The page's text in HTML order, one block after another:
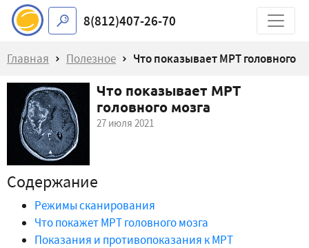
8(812)407-26-70
Главная Полезное Что показывает МРТ головного
мозга
Что показывает МРТ
головного мозга
27 июля 2021
Содержание
Режимы сканирования
Что покажет МРТ головного мозга
Показания и противопоказания к МРТ